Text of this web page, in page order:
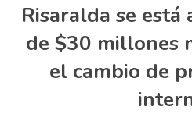
Risaralda se
de $30 millones
el cambio de